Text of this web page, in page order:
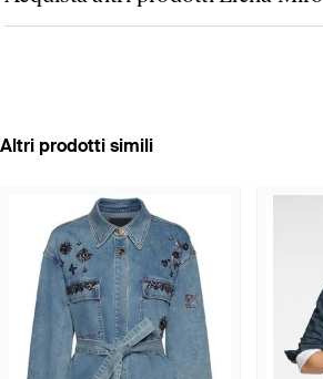
Altri prodotti simili